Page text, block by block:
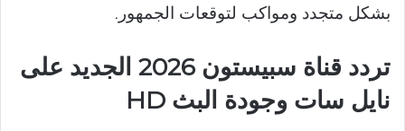
بشكل متجدد ومواكب لتوقعات الجمهور.
تردد قناة سبيستون 2026 الجديد على
نايل سات وجودة البث HD